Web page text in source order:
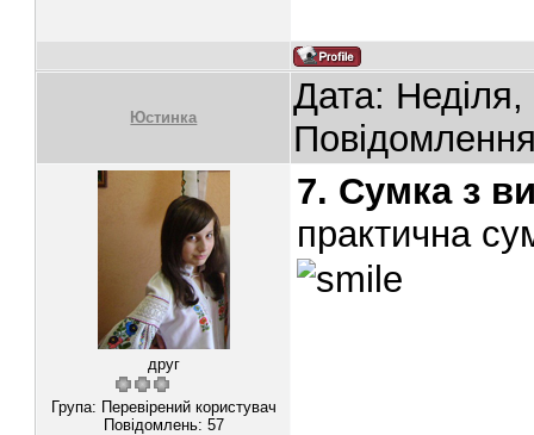
Юстинка
Дата:
друг
Група: Перевірений користувач
Повідомлень: 57
7. Сумка з
практична